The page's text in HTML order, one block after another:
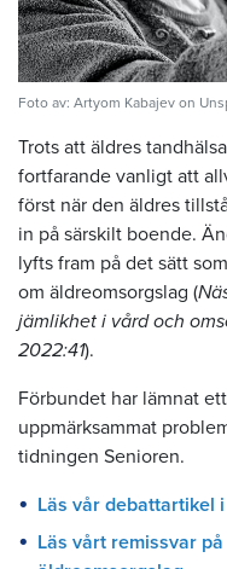
Foto av: Artyom Kabajev on
Trots att äldres
fortfarande vanligt att
först när den äldres
in på särskilt boende.
lyfts fram på det sätt
om äldreomsorgslag (
jämlikhet i vård och
2022:41).
Förbundet har lämnat
uppmärksammat
tidningen Senioren.
Läs vår debattartikel
Läs vårt remissvar